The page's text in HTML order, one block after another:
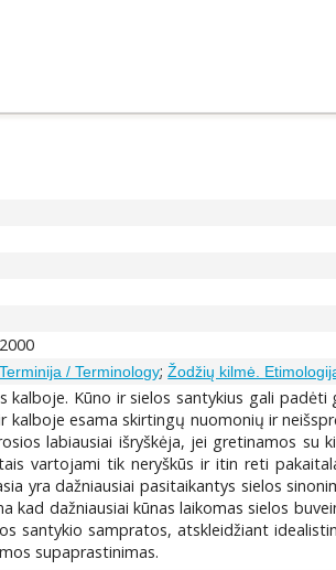
Terminija / Terminology;Žodžių kilmė.
kalboje. Kūno ir sielos santykius gali
esama skirtingų nuomonių ir
labiausiai išryškėja, jei gretinamos
vartojami tik neryškūs ir itin reti
yra dažniausiai pasitaikantys sielos
dažniausiai kūnas laikomas sielos
santykio sampratos, atskleidžiant
supaprastinimas.